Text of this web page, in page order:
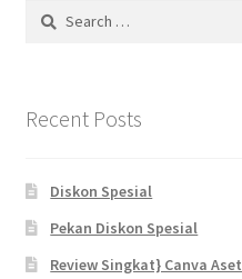
Search
Recent Posts
Diskon Spesial
Pekan Diskon Spesial
Review Singkat} Canva Aset